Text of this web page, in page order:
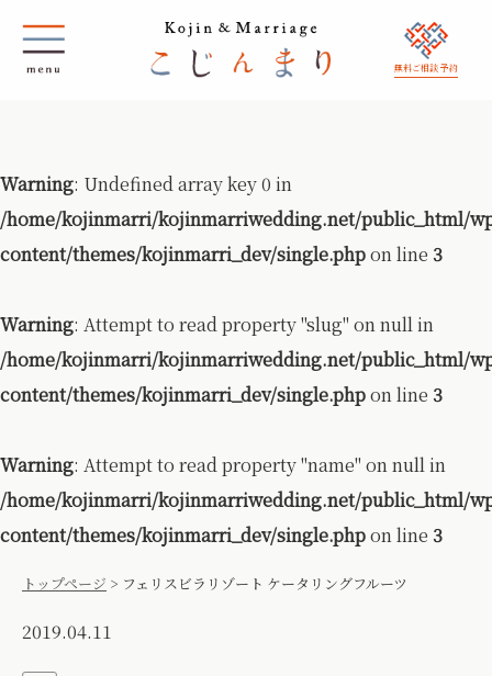
無料ご相談 予約
Warning: Undefined array key 0 in
/home/kojinmarri/kojinmarriwedding.net/public_html/
content/themes/kojinmarri_dev/single.phpon line 3
Warning: Attempt to read property "slug" on null in
/home/kojinmarri/kojinmarriwedding.net/public_html/
content/themes/kojinmarri_dev/single.phpon line 3
Warning: Attempt to read property "name" on null in
/home/kojinmarri/kojinmarriwedding.net/public_html/
content/themes/kojinmarri_dev/single.phpon line 3
トップページ > フェリスビラリゾート ケータリングフルーツ
2019.04.11